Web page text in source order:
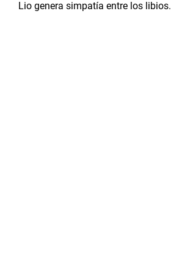
Lio genera simpatía entre los libios.